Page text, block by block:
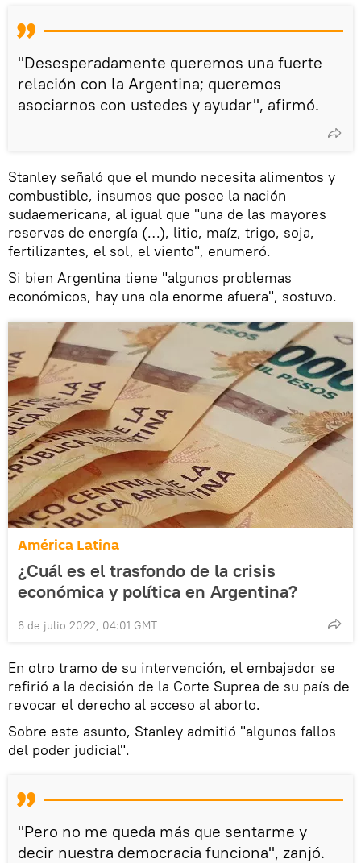
"Desesperadamente queremos una fuerte
relación con la Argentina; queremos
asociarnos con ustedes y ayudar", afirmó.
Stanley señaló que el mundo necesita alimentos y
combustible, insumos que posee la nación
sudaemericana, al igual que "una de las mayores
reservas de energía (…), litio, maíz, trigo, soja,
fertilizantes, el sol, el viento", enumeró.
Si bien Argentina tiene "algunos problemas
económicos, hay una ola enorme afuera", sostuvo.
América Latina
¿Cuál es el trasfondo de la crisis
económica y política en Argentina?
6 de julio 2022, 04:01 GMT
En otro tramo de su intervención, el embajador se
refirió a la decisión de la Corte Suprea de su país de
revocar el derecho al acceso al aborto.
Sobre este asunto, Stanley admitió "algunos fallos
del poder judicial".
"Pero no me queda más que sentarme y
decir nuestra democracia funciona", zanjó.